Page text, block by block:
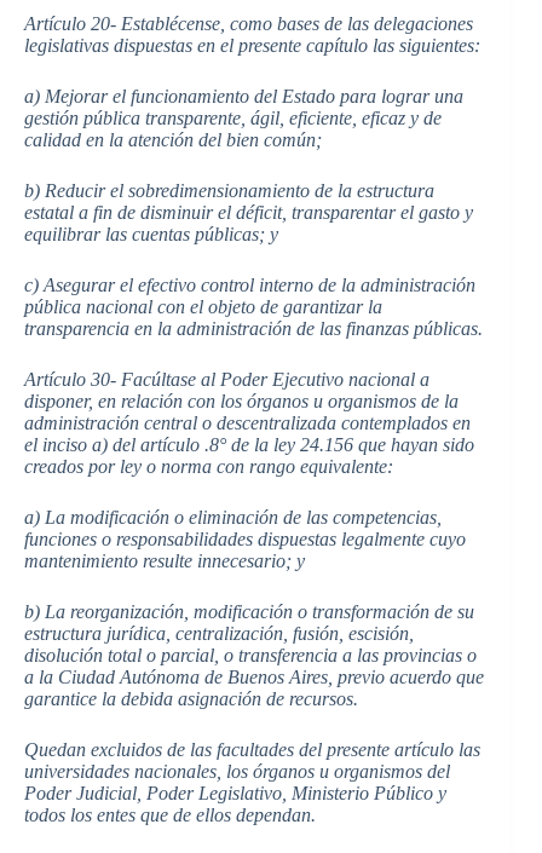
Artículo 20- Establécense, como bases de las delegaciones
legislativas dispuestas en el presente capítulo las siguientes:
a) Mejorar el funcionamiento del Estado para lograr una
gestión pública transparente, ágil, eficiente, eficaz y de
calidad en la atención del bien común;
b) Reducir el sobredimensionamiento de la estructura
estatal a fin de disminuir el déficit, transparentar el gasto y
equilibrar las cuentas públicas; y
c) Asegurar el efectivo control interno de la administración
pública nacional con el objeto de garantizar la
transparencia en la administración de las finanzas públicas.
Artículo 30- Facúltase al Poder Ejecutivo nacional a
disponer, en relación con los órganos u organismos de la
administración central o descentralizada contemplados en
el inciso a) del artículo .8° de la ley 24.156 que hayan sido
creados por ley o norma con rango equivalente:
a) La modificación o eliminación de las competencias,
funciones o responsabilidades dispuestas legalmente cuyo
mantenimiento resulte innecesario; y
b) La reorganización, modificación o transformación de su
estructura jurídica, centralización, fusión, escisión,
disolución total o parcial, o transferencia a las provincias o
a la Ciudad Autónoma de Buenos Aires, previo acuerdo que
garantice la debida asignación de recursos.
Quedan excluidos de las facultades del presente artículo las
universidades nacionales, los órganos u organismos del
Poder Judicial, Poder Legislativo, Ministerio Público y
todos los entes que de ellos dependan.